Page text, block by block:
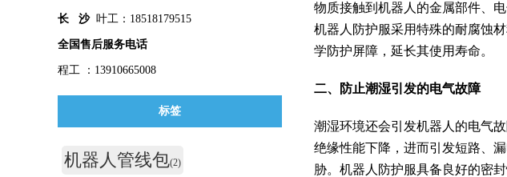
物质接触到机器人的金属部件、
机器人防护服采用特殊的耐腐蚀
学防护屏障，延长其使用寿命。
二、 防止潮湿引发的电气故障
潮湿环境还会引发机器人的电气
绝缘性能下降，进而引发短路、
胁。机器人防护服具备良好的密
长 沙叶工：18518179515
全国售后服务电话
程工 ：13910665008
标签
机器人管线包(2)